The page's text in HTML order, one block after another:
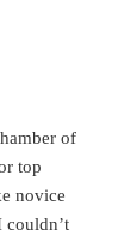
of
top
novice
couldn’t